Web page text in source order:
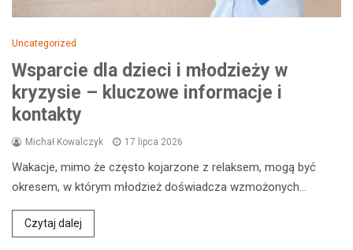
Uncategorized
Wsparcie dla dzieci i młodzieży w
kryzysie – kluczowe informacje i
kontakty
Michał Kowalczyk 17 lipca 2026
Wakacje, mimo że często kojarzone z relaksem, mogą być
okresem, w którym młodzież doświadcza wzmożonych…
Czytaj dalej